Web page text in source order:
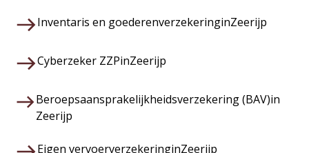
Inventaris en goederenverzekeringinZeerijp
Cyberzeker ZZPinZeerijp
Beroepsaansprakelijkheidsverzekering (BAV)in
Zeerijp
Eigen vervoerverzekeringinZeerijp